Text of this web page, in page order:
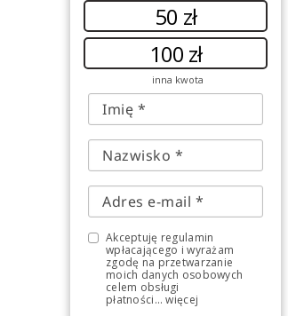
50 zł
100 zł
inna kwota
Akceptuję regulamin
wpłacającego i wyrażam
zgodę na przetwarzanie
moich danych osobowych
celem obsługi
płatności... więcej